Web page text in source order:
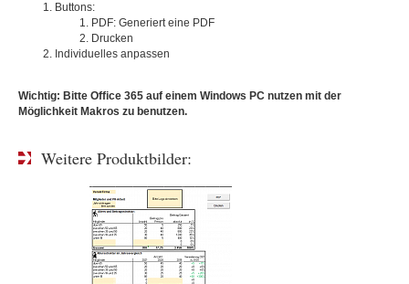
Buttons:
PDF: Generiert eine PDF
Drucken
Individuelles anpassen
Wichtig: Bitte Office 365 auf einem Windows PC nutzen mit der
Möglichkeit Makros zu benutzen.
Weitere Produktbilder: